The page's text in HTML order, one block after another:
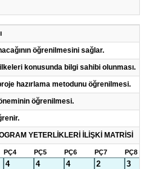
öğrenilmesini sağlar.
ilkeleri konusunda bilgi sahibi olunması.
hazırlama metodunu öğrenilmesi.
öğrenilmesi.
YETERLİKLERİ İLİŞKİ MATRİSİ
PÇ4 PÇ5 PÇ6 PÇ7 PÇ8